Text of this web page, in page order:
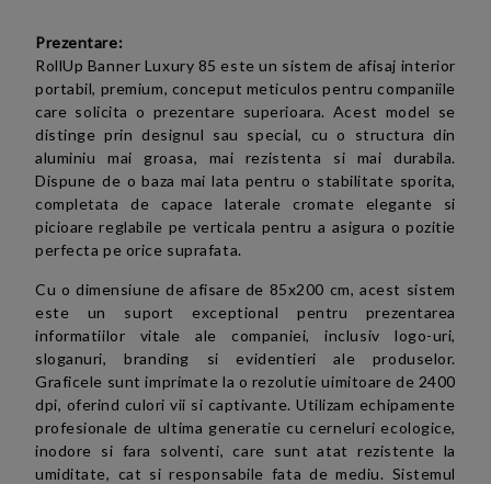
Prezentare:
RollUp Banner Luxury 85 este un sistem de afisaj interior
portabil, premium, conceput meticulos pentru companiile
care solicita o prezentare superioara. Acest model se
distinge prin designul sau special, cu o structura din
aluminiu mai groasa, mai rezistenta si mai durabila.
Dispune de o baza mai lata pentru o stabilitate sporita,
completata de capace laterale cromate elegante si
picioare reglabile pe verticala pentru a asigura o pozitie
perfecta pe orice suprafata.
Cu o dimensiune de afisare de 85x200 cm, acest sistem
este un suport exceptional pentru prezentarea
informatiilor vitale ale companiei, inclusiv logo-uri,
sloganuri, branding si evidentieri ale produselor.
Graficele sunt imprimate la o rezolutie uimitoare de 2400
dpi, oferind culori vii si captivante. Utilizam echipamente
profesionale de ultima generatie cu cerneluri ecologice,
inodore si fara solventi, care sunt atat rezistente la
umiditate, cat si responsabile fata de mediu. Sistemul